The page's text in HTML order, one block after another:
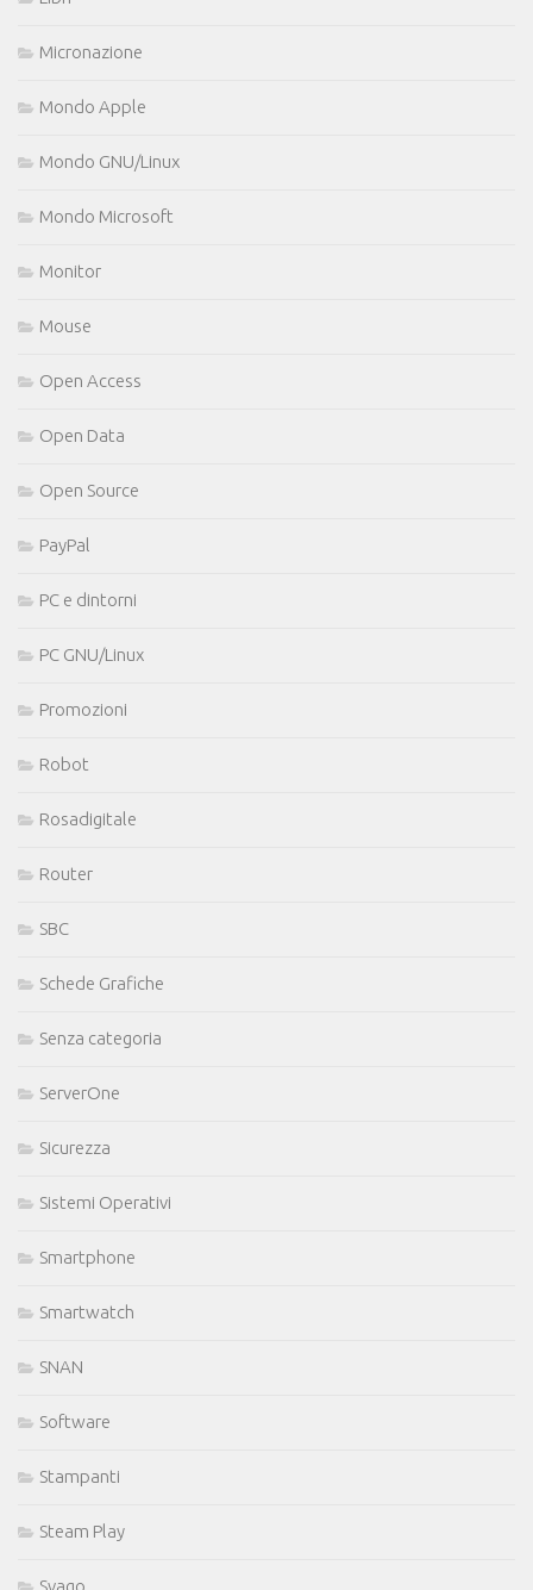
Micronazione
Mondo Apple
Mondo GNU/Linux
Mondo Microsoft
Monitor
Mouse
Open Access
Open Data
Open Source
PayPal
PC e dintorni
PC GNU/Linux
Promozioni
Robot
Rosadigitale
Router
SBC
Schede Grafiche
Senza categoria
ServerOne
Sicurezza
Sistemi Operativi
Smartphone
Smartwatch
SNAN
Software
Stampanti
Steam Play
Svago